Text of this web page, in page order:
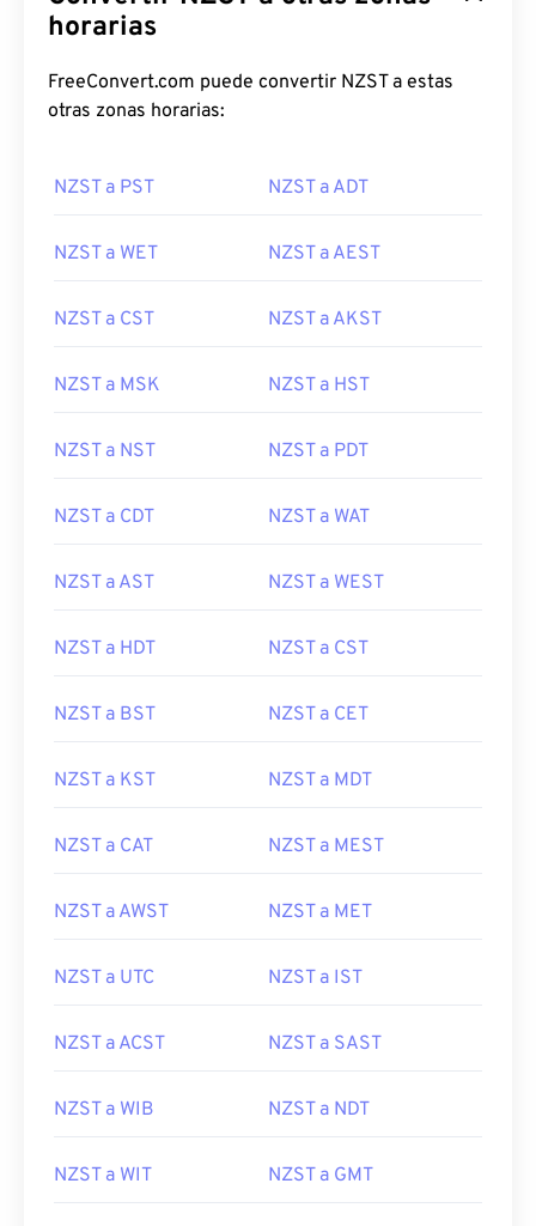
horarias
FreeConvert.com puede convertir NZST a estas
otras zonas horarias:
NZST a PST NZST a ADT
NZST a WET NZST a AEST
NZST a CST NZST a AKST
NZST a MSK NZST a HST
NZST a NST NZST a PDT
NZST a CDT NZST a WAT
NZST a AST NZST a WEST
NZST a HDT NZST a CST
NZST a BST NZST a CET
NZST a KST NZST a MDT
NZST a CAT NZST a MEST
NZST a AWST NZST a MET
NZST a UTC NZST a IST
NZST a ACST NZST a SAST
NZST a WIB NZST a NDT
NZST a WIT NZST a GMT